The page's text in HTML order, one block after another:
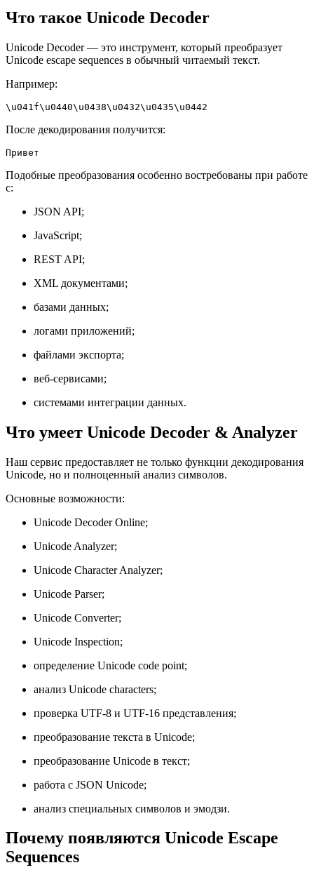
Что такое Unicode Decoder
Unicode Decoder — это инструмент, который преобразует
Unicode escape sequences в обычный читаемый текст.
Например:
\u041f\u0440\u0438\u0432\u0435\u0442
После декодирования получится:
Привет
Подобные преобразования особенно востребованы при работе
с:
JSON API;
JavaScript;
REST API;
XML документами;
базами данных;
логами приложений;
файлами экспорта;
веб-сервисами;
системами интеграции данных.
Что умеет Unicode Decoder & Analyzer
Наш сервис предоставляет не только функции декодирования
Unicode, но и полноценный анализ символов.
Основные возможности:
Unicode Decoder Online;
Unicode Analyzer;
Unicode Character Analyzer;
Unicode Parser;
Unicode Converter;
Unicode Inspection;
определение Unicode code point;
анализ Unicode characters;
проверка UTF-8 и UTF-16 представления;
преобразование текста в Unicode;
преобразование Unicode в текст;
работа с JSON Unicode;
анализ специальных символов и эмодзи.
Почему появляются Unicode Escape
Sequences